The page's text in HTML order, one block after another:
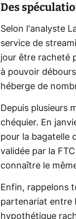
Des
Selon l'analyste
service de
jour être racheté
à pouvoir
héberge de
Depuis plusieurs
chéquier. En
pour la bagatelle
validée par la
connaître le
Enfin, rappelons
partenariat entre
hypothétique